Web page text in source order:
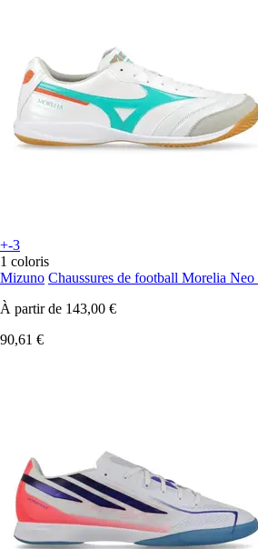
+-3
1 coloris
Mizuno Chaussures de football Morelia
À partir de 143,00 €
90,61 €